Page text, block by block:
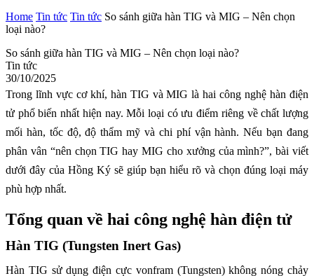
Home Tin tức Tin tức So sánh giữa hàn TIG và MIG – Nên chọn
loại nào?
So sánh giữa hàn TIG và MIG – Nên chọn loại nào?
Tin tức
30/10/2025
Trong lĩnh vực cơ khí, hàn TIG và MIG là hai công nghệ hàn điện
tử phổ biến nhất hiện nay. Mỗi loại có ưu điểm riêng về chất lượng
mối hàn, tốc độ, độ thẩm mỹ và chi phí vận hành. Nếu bạn đang
phân vân “nên chọn TIG hay MIG cho xưởng của mình?”, bài viết
dưới đây của Hồng Ký sẽ giúp bạn hiểu rõ và chọn đúng loại máy
phù hợp nhất.
Tổng quan về hai công nghệ hàn điện tử
Hàn TIG (Tungsten Inert Gas)
Hàn TIG sử dụng điện cực vonfram (Tungsten) không nóng chảy